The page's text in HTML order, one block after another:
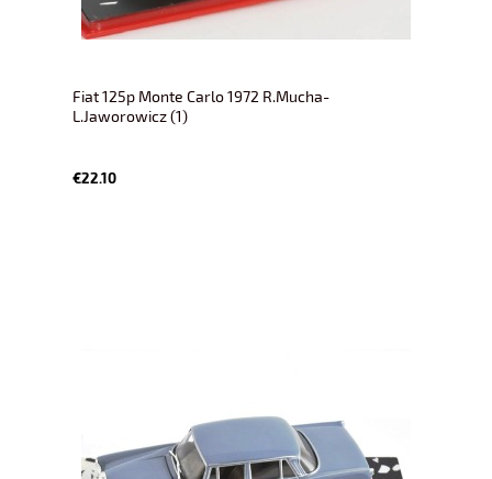
Fiat 125p Monte Carlo 1972 R.Mucha-
L.Jaworowicz (1)
€22.10